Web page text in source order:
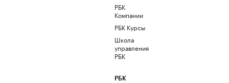
РБК
Компании
РБК Курсы
Школа
управления
РБК
РБК